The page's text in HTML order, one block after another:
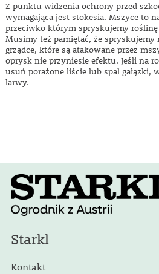
Z punktu widzenia ochrony przed
wymagająca jest stokesia. Mszyce to
przeciwko którym spryskujemy
Musimy też pamiętać, że
grządce, które są atakowane przez
oprysk nie przyniesie efektu. Jeśli na
usuń porażone liście lub spal gałązki,
larwy.
Starkl
Kontakt